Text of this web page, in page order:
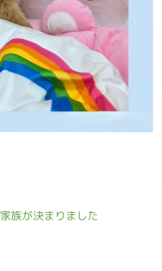
家族が決まりました